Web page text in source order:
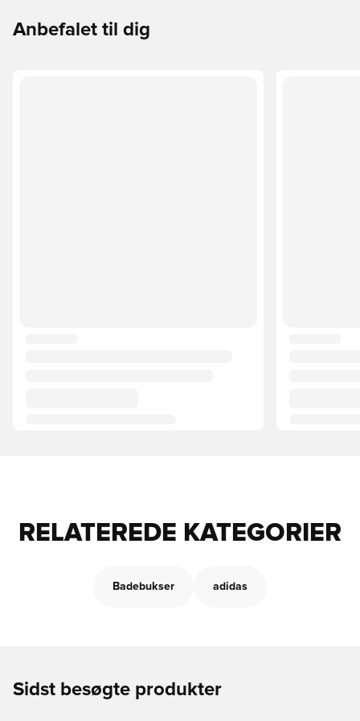
Anbefalet til dig
RELATEREDE KATEGORIER
Badebukser adidas
Sidst besøgte produkter